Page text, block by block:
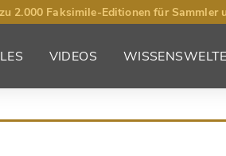
2.000 Faksimile-Editionen für Sammler
VIDEOS